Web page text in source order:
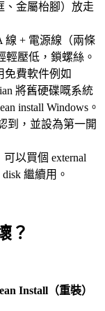
金屬枱腳）放走
+ 電源線（兩條
輕壓低，鎖螺絲。
費軟件例如
將舊硬碟嘅系統
install Windows。
，並設為第一開
以買個 external
繼續用。
？
Install（重裝）